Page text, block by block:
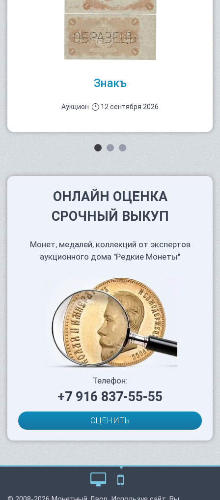
Знакъ
Аукцион 12 сентября 2026
ОНЛАЙН ОЦЕНКА
СРОЧНЫЙ ВЫКУП
Монет, медалей, коллекций от экспертов
аукционного дома "Редкие Монеты"
Телефон:
+7 916 837-55-55
ОЦЕНИТЬ